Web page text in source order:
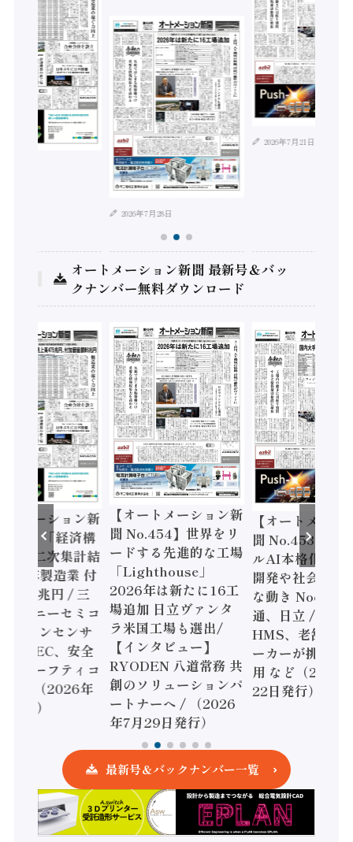
2026年7月28日
2026年7月21日
オートメーション新聞 最新号＆バッ
クナンバー無料ダウンロード
トメーション新
】「経済構
調査二次集計結
年製造業 付
額86兆円 / 三
とソニーセミコ
ジョンセンサ
/ IDEC、安全
すセーフティコ
ーラ（2026年
発行）
【オートメーション新
聞 No.454】世界をリ
ードする先進的な工場
「Lighthouse」
2026年は新たに16工
場追加 日立ヴァンタ
ラ米国工場も選出/
【インタビュー】
RYODEN 八道常務 共
創のソリューションパ
ートナーへ / （2026
年7月29日発行）
【オートメーシ
聞 No.453】フ
ルAI本格化へ
開発や社会実装
な動き Noetra
通、日立 / 兵神
HMS、老舗ポ
ーカーが挑むデ
用 など（2026
22日発行）
最新号＆バックナンバー一覧